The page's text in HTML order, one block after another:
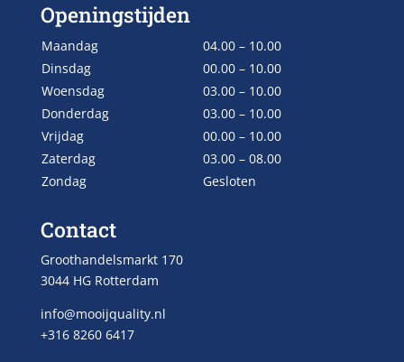
Openingstijden
Maandag
04.00 – 10.00
Dinsdag
00.00 – 10.00
Woensdag
03.00 – 10.00
Donderdag
03.00 – 10.00
Vrijdag
00.00 – 10.00
Zaterdag
03.00 – 08.00
Zondag
Gesloten
Contact
Groothandelsmarkt 170
3044 HG Rotterdam
info@mooijquality.nl
+316 8260 6417